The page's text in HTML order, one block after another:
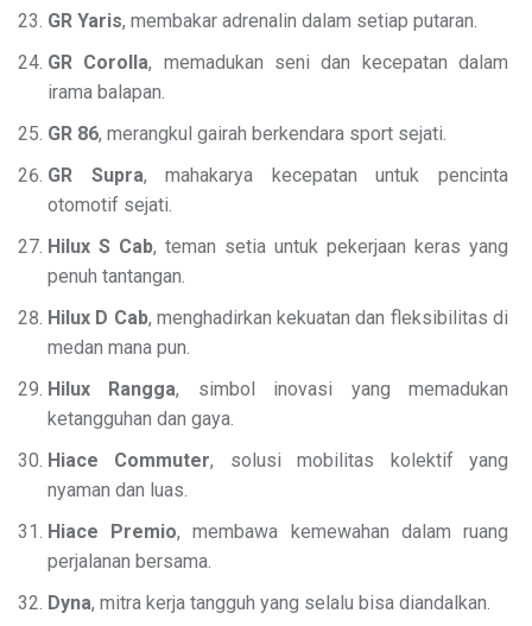
GR Yaris, membakar adrenalin dalam setiap putaran.
GR Corolla, memadukan seni dan kecepatan dalam
irama balapan.
GR 86, merangkul gairah berkendara sport sejati.
GR Supra, mahakarya kecepatan untuk pencinta
otomotif sejati.
Hilux S Cab, teman setia untuk pekerjaan keras yang
penuh tantangan.
Hilux D Cab, menghadirkan kekuatan dan fleksibilitas di
medan mana pun.
Hilux Rangga, simbol inovasi yang memadukan
ketangguhan dan gaya.
Hiace Commuter, solusi mobilitas kolektif yang
nyaman dan luas.
Hiace Premio, membawa kemewahan dalam ruang
perjalanan bersama.
Dyna, mitra kerja tangguh yang selalu bisa diandalkan.